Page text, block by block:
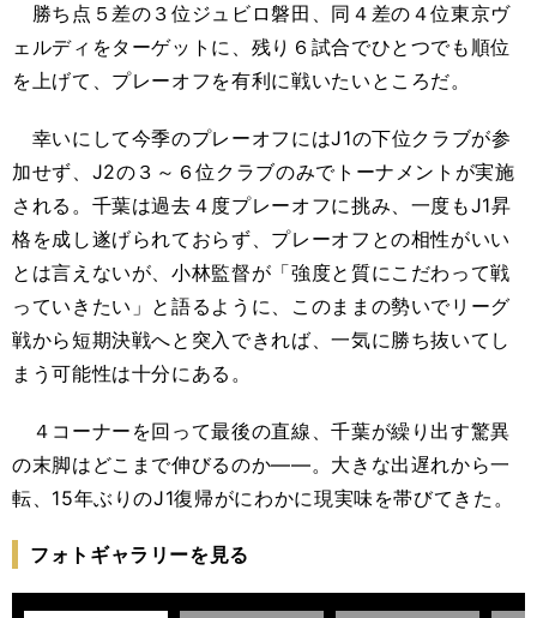
勝ち点５差の３位ジュビロ磐田、同４差の４位東京ヴ
ェルディをターゲットに、残り６試合でひとつでも順位
を上げて、プレーオフを有利に戦いたいところだ。
幸いにして今季のプレーオフにはJ1の下位クラブが参
加せず、J2の３～６位クラブのみでトーナメントが実施
される。千葉は過去４度プレーオフに挑み、一度もJ1昇
格を成し遂げられておらず、プレーオフとの相性がいい
とは言えないが、小林監督が「強度と質にこだわって戦
っていきたい」と語るように、このままの勢いでリーグ
戦から短期決戦へと突入できれば、一気に勝ち抜いてし
まう可能性は十分にある。
４コーナーを回って最後の直線、千葉が繰り出す驚異
の末脚はどこまで伸びるのか――。大きな出遅れから一
転、15年ぶりのJ1復帰がにわかに現実味を帯びてきた。
フォトギャラリーを見る